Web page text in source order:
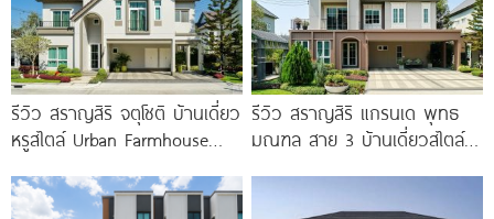
รีวิว สราญสิริ จตุโชติ บ้านเดี่ยว
หรูสไตล์ Urban Farmhouse​
ทางด่วนจตุโชติ เริ่ม 8.59
รีวิว สราญสิริ แกรนเด พุทธ
มณฑล สาย 3 บ้านเดี่ยวสไตล์